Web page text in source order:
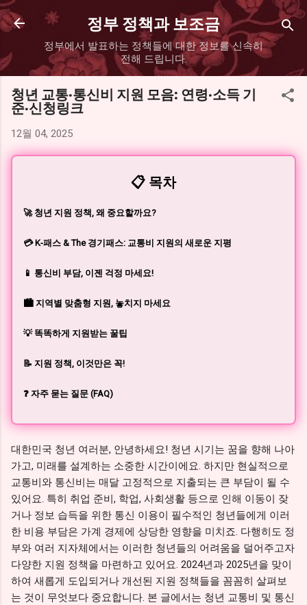
기본 콘텐츠로 건너뛰기
정부 정책과 보조금
정부에서 발표하는 정책들에 대한 정보를 신속히
전해 드립니다.
청년 교통·통신비 지원 모음: 연령·소득 기
준·신청링크
12월 04, 2025
📋 목차
🚀 청년 지원 정책, 왜 중요할까요?
💳 K-패스 & The 경기패스: 교통비 지원의 새로운 지평
📱 통신비 부담, 이젠 걱정 마세요!
🏙️ 지역별 맞춤형 지원, 놓치지 마세요
💡 똑똑하게 지원받는 꿀팁
📝 지원 정책, 이것만은 꼭!
❓ 자주 묻는 질문 (FAQ)
대한민국 청년 여러분, 안녕하세요! 청년 시기는 꿈을 향해 나아
가고, 미래를 설계하는 소중한 시간이에요. 하지만 현실적으로
교통비와 통신비는 매달 고정적으로 지출되는 큰 부담이 될 수
있어요. 특히 취업 준비, 학업, 사회생활 등으로 인해 이동이 잦
거나 정보 습득을 위한 통신 이용이 필수적인 청년들에게 이러
한 비용 부담은 가계 경제에 상당한 영향을 미치죠. 다행히도 정
부와 여러 지자체에서는 이러한 청년들의 어려움을 덜어주고자
다양한 지원 정책을 마련하고 있어요. 2024년과 2025년을 맞이
하여 새롭게 도입되거나 개선된 지원 정책들을 꼼꼼히 살펴보
는 것이 무엇보다 중요합니다. 본 글에서는 청년 교통비 및 통신